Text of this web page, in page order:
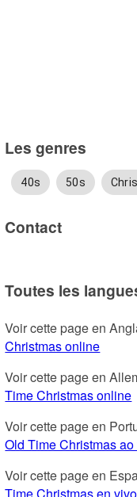
Les genres
40s 50s
Contact
Toutes les
Voir cette page en
Christmas online
Voir cette page en
Time Christmas online
Voir cette page en
Old Time Christmas
Voir cette page en
Time Christmas en vivo